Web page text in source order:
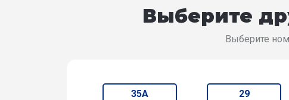
Выберите
Выберите
35А 29